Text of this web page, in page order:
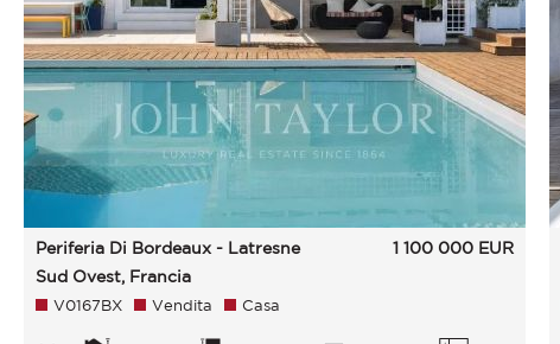
Periferia Di Bordeaux - Latresne
Sud Ovest, Francia
1 100 000 EUR
V0167BX Vendita Casa